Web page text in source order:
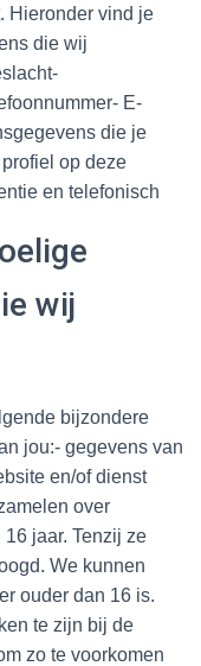
Hieronder vind je
die wij
E-
die je
op deze
en telefonisch
wij
bijzondere
jou:- gegevens van
en/of dienst
over
jaar. Tenzij ze
We kunnen
ouder dan 16 is.
te zijn bij de
zo te voorkomen